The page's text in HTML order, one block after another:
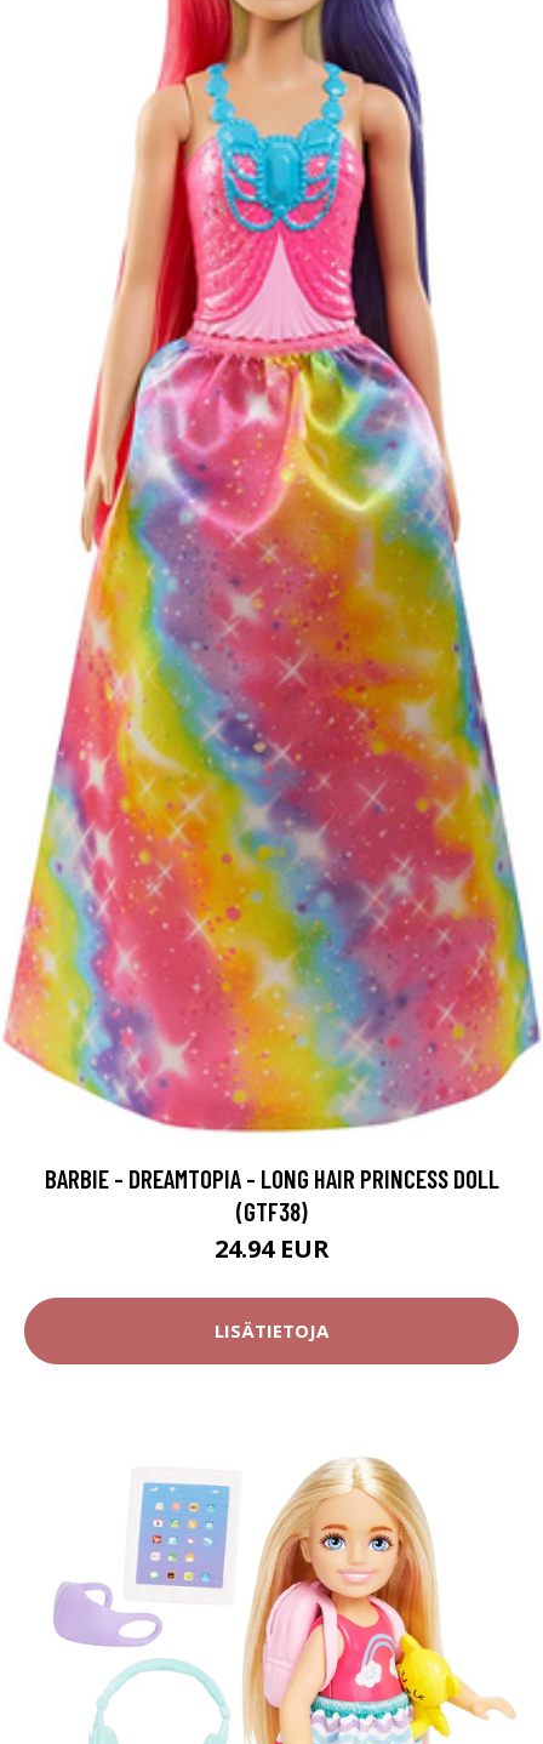
BARBIE - DREAMTOPIA - LONG HAIR PRINCESS DOLL
(GTF38)
24.94 EUR
LISÄTIETOJA